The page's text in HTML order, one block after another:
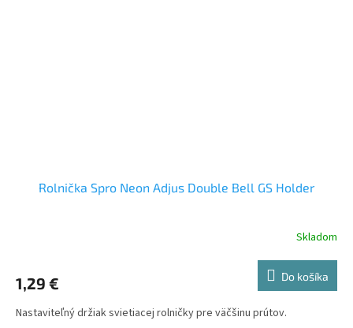
Rolnička Spro Neon Adjus Double Bell GS Holder
Skladom
1,29 € Do košíka
Nastaviteľný držiak svietiacej rolničky pre väčšinu prútov.